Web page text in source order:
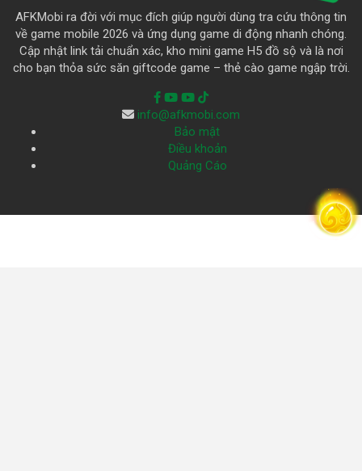
AFKMobi ra đời với mục đích giúp người dùng tra cứu thông tin
về game mobile 2026 và ứng dụng game di động nhanh chóng.
Cập nhật link tải chuẩn xác, kho mini game H5 đồ sộ và là nơi
cho bạn thỏa sức săn giftcode game – thẻ cào game ngập trời.
info@afkmobi.com
Bảo mật
Điều khoản
Quảng Cáo